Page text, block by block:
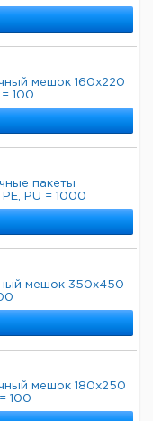
мешок 160x220
100
пакеты
PU = 1000
мешок 350x450
мешок 180x250
100